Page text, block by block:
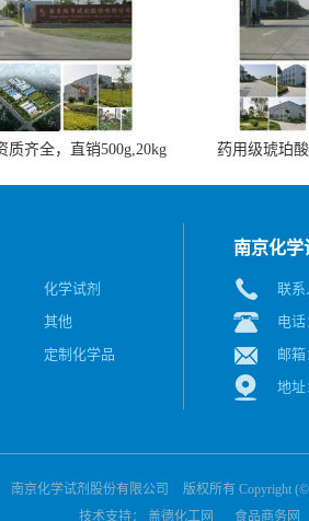
质齐全，直销500g,20kg 药用级琥珀
化学试剂
其他
定制化学品
南京化学
联系
电话
邮箱
地址
南京化学试剂股份有限公司 版权所有 Copyright
技术支持： 盖德化工网 食品商务网